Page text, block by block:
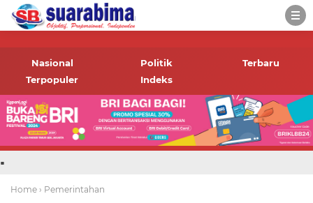
-->
informasi terbaru tentang
Bima dan daerah sekitar
Nasional Politik
Terbaru
Terpopuler
Indeks
.
Home › Pemerintahan